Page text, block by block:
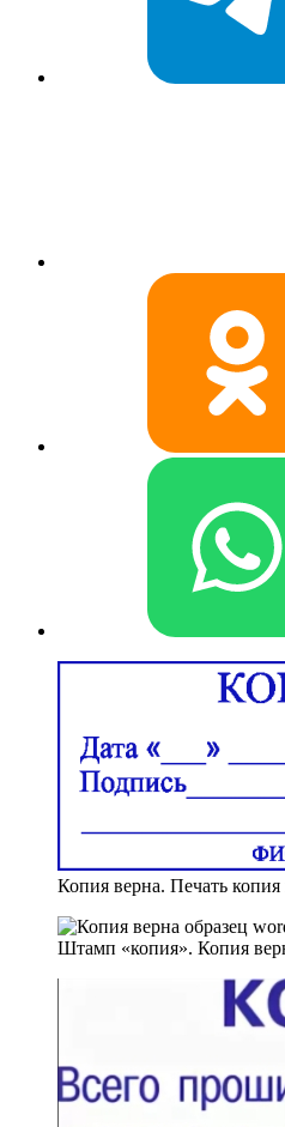
Копия верна. Печать
Штамп «копия». Копия